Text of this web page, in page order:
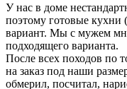
У нас в доме
поэтому готовые
вариант. Мы с мужем
подходящего варианта.
После всех походов по
на заказ под наши
обмерил, посчитал,